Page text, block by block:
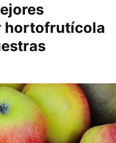
hortofrutícola